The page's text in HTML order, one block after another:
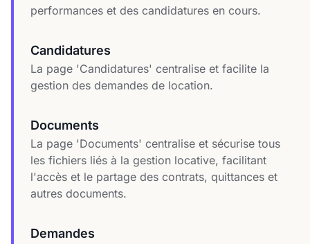
performances et des candidatures en cours.
Candidatures
La page 'Candidatures' centralise et facilite la
gestion des demandes de location.
Documents
La page 'Documents' centralise et sécurise tous
les fichiers liés à la gestion locative, facilitant
l'accès et le partage des contrats, quittances et
autres documents.
Demandes